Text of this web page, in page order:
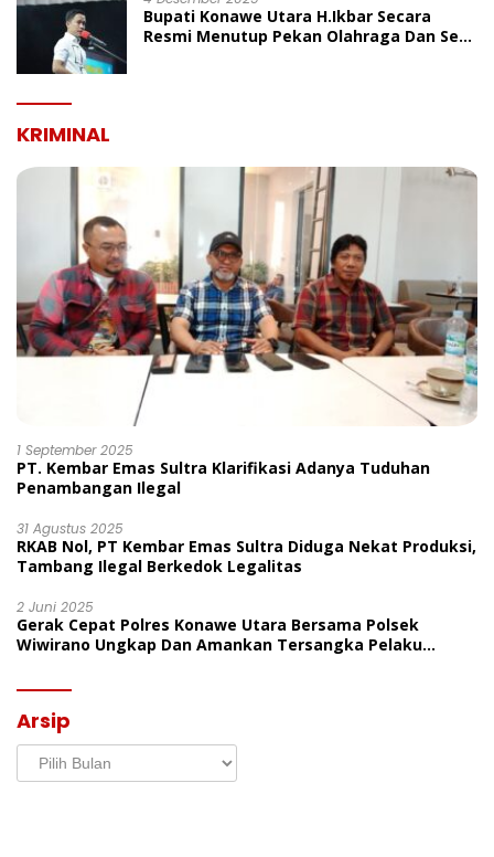
Bupati Konawe Utara H.Ikbar Secara
Resmi Menutup Pekan Olahraga Dan Seni
KRIMINAL
1 September 2025
PT. Kembar Emas Sultra Klarifikasi Adanya Tuduhan
Penambangan Ilegal
31 Agustus 2025
RKAB Nol, PT Kembar Emas Sultra Diduga Nekat Produksi,
Tambang Ilegal Berkedok Legalitas
2 Juni 2025
Gerak Cepat Polres Konawe Utara Bersama Polsek
Wiwirano Ungkap Dan Amankan Tersangka Pelaku
Arsip
Arsip